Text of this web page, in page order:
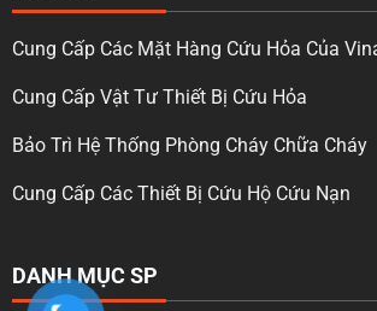
Cung Cấp Các Mặt Hàng Cứu Hỏa Của
Cung Cấp Vật Tư Thiết Bị Cứu Hỏa
Bảo Trì Hệ Thống Phòng Cháy Chữa Cháy
Cung Cấp Các Thiết Bị Cứu Hộ Cứu Nạn
DANH MỤC SP